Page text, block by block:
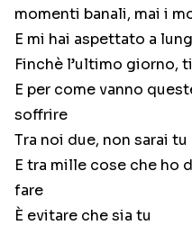
momenti banali, mai i
E mi hai aspettato a
Finchè l’ultimo giorno,
E per come vanno
soffrire
Tra noi due, non sarai tu
E tra mille cose che ho
fare
È evitare che sia tu